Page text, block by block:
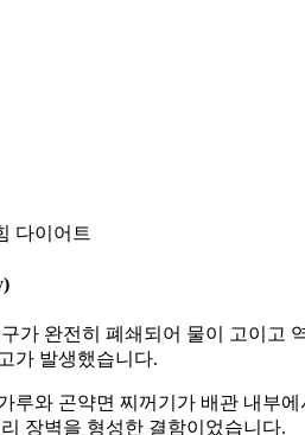
다이어트
가 완전히 폐쇄되어 물이 고이고
가 발생했습니다.
루와 곤약면 찌꺼기가 배관 내부에
장벽을 형성한 결함이었습니다.